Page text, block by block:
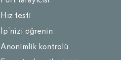
Hız testi
Ip’nizi öğrenin
Anonimlik kontrolü